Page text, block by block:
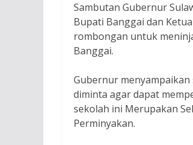
Sambutan Gubernur
Bupati Banggai dan
rombongan untuk
Banggai.
Gubernur
diminta agar dapat
sekolah ini Merupakan
Perminyakan.